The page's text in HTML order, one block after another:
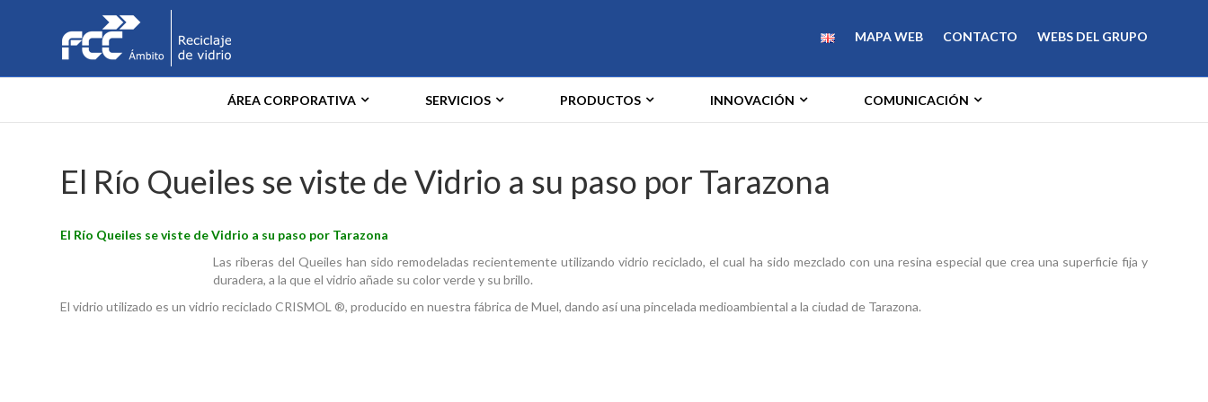
MAPA WEB CONTACTO WEBS DEL GRUPO
ÁREA CORPORATIVA SERVICIOS PRODUCTOS INNOVACIÓN COMUNICACIÓN
El Río Queiles se viste de Vidrio a su paso por Tarazona
El Río Queiles se viste de Vidrio a su paso por Tarazona
Las riberas del Queiles han sido remodeladas recientemente utilizando vidrio reciclado, el cual ha sido mezclado con una resina especial que crea una superficie fija y
duradera, a la que el vidrio añade su color verde y su brillo.
El vidrio utilizado es un vidrio reciclado CRISMOL ®, producido en nuestra fábrica de Muel, dando así una pincelada medioambiental a la ciudad de Tarazona.